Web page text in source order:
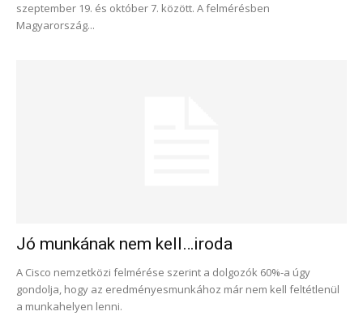
szeptember 19. és október 7. között. A felmérésben
Magyarország...
Jó munkának nem kell…iroda
A Cisco nemzetközi felmérése szerint a dolgozók 60%-a úgy
gondolja, hogy az eredményesmunkához már nem kell feltétlenül
a munkahelyen lenni.